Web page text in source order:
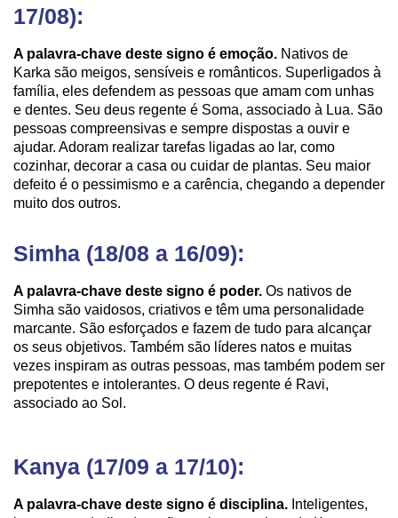
17/08):
A palavra-chave deste signo é emoção. Nativos de
Karka são meigos, sensíveis e românticos. Superligados à
família, eles defendem as pessoas que amam com unhas
e dentes. Seu deus regente é Soma, associado à Lua. São
pessoas compreensivas e sempre dispostas a ouvir e
ajudar. Adoram realizar tarefas ligadas ao lar, como
cozinhar, decorar a casa ou cuidar de plantas. Seu maior
defeito é o pessimismo e a carência, chegando a depender
muito dos outros.
Simha (18/08 a 16/09):
A palavra-chave deste signo é poder. Os nativos de
Simha são vaidosos, criativos e têm uma personalidade
marcante. São esforçados e fazem de tudo para alcançar
os seus objetivos. Também são líderes natos e muitas
vezes inspiram as outras pessoas, mas também podem ser
prepotentes e intolerantes. O deus regente é Ravi,
associado ao Sol.
Kanya (17/09 a 17/10):
A palavra-chave deste signo é disciplina. Inteligentes,